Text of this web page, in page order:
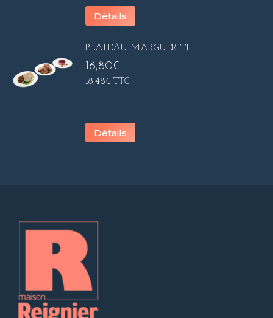
Détails
PLATEAU MARGUERITE
16,80€
18,48€ TTC
Détails